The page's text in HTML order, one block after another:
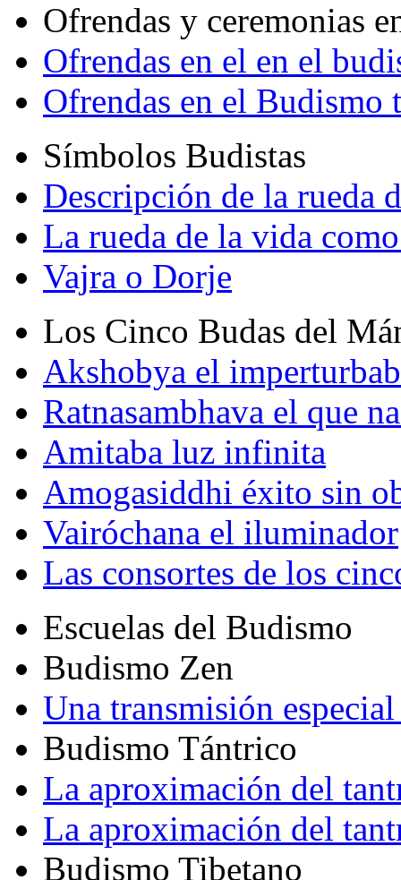
Ofrendas y ceremonias
Ofrendas en el en el
Ofrendas en el Budismo
Símbolos Budistas
Descripción de la rueda
La rueda de la vida
Vajra o Dorje
Los Cinco Budas del
Akshobya el
Ratnasambhava el que
Amitaba luz infinita
Amogasiddhi éxito sin
Vairóchana el iluminador
Las consortes de los
Escuelas del Budismo
Budismo Zen
Una transmisión
Budismo Tántrico
La aproximación del
La aproximación del
Budismo Tibetano